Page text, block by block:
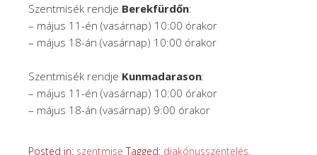
Szentmisék rendje Berekfürdőn:
– május 11-én (vasárnap) 10:00 órakor
– május 18-án (vasárnap) 10:00 órakor
Szentmisék rendje Kunmadarason:
– május 11-én (vasárnap) 10:00 órakor
– május 18-án (vasárnap) 9:00 órakor
Posted in: szentmise Tagged: diakónusszentelés,